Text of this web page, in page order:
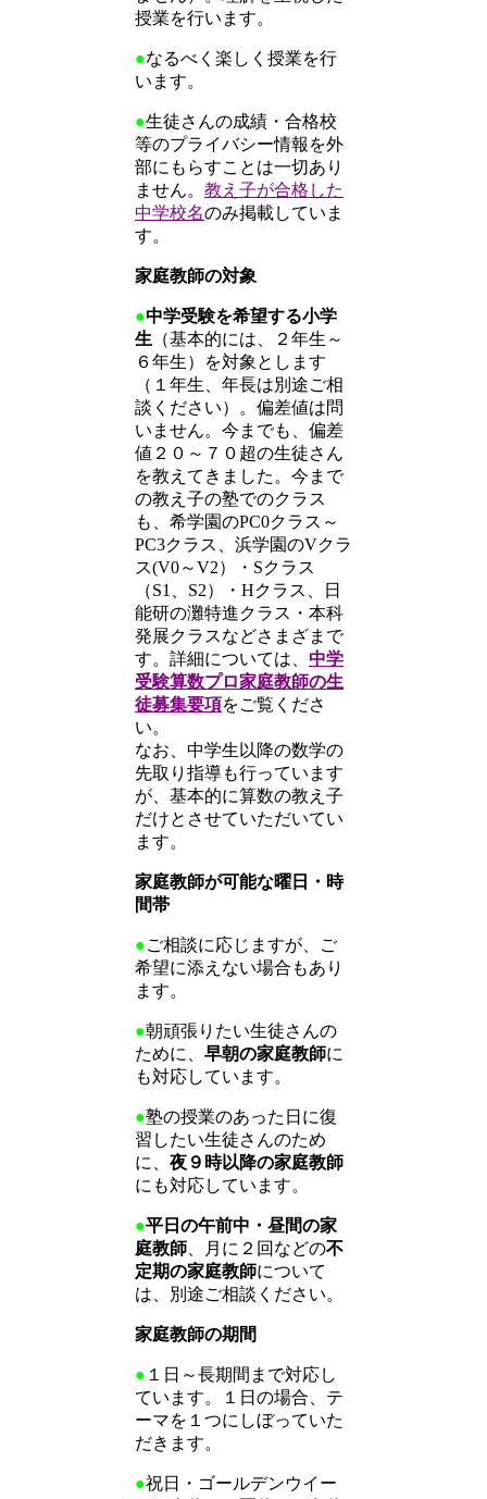
授業を行います。
●なるべく楽しく授業を行
います。
●生徒さんの成績・合格校
等のプライバシー情報を外
部にもらすことは一切あり
ません。 教え子が合格した
中学校名のみ掲載していま
す。
家庭教師の対象
●中学受験を希望する小学
生 （基本的には、２年生～
６年生）を対象とします
（１年生、年長は別途ご相
談ください）。偏差値は問
いません。今までも、偏差
値２０～７０超の生徒さん
を教えてきました。今まで
の教え子の塾でのクラス
も、希学園のPC0クラス～
PC3クラス、浜学園のVクラ
ス(V0～V2）・Sクラス
（S1、S2）・Hクラス、日
能研の灘特進クラス・本科
発展クラスなどさまざまで
す。詳細については、 中学
受験算数プロ家庭教師の生
徒募集要項をご覧くださ
い。
なお、中学生以降の数学の
先取り指導も行っています
が、基本的に算数の教え子
だけとさせていただいてい
ます。
家庭教師が可能な曜日・時
間帯
●ご相談に応じますが、ご
希望に添えない場合もあり
ます。
●朝頑張りたい生徒さんの
ために、 早朝の家庭教師に
も対応しています。
●塾の授業のあった日に復
習したい生徒さんのため
に、 夜９時以降の家庭教師
にも対応しています。
●平日の午前中・昼間の家
庭教師 、月に２回などの不
定期の家庭教師について
は、別途ご相談ください。
家庭教師の期間
● １日～長期間まで対応し
ています。１日の場合、テ
ーマを１つにしぼっていた
だきます。
●祝日・ゴールデンウイー